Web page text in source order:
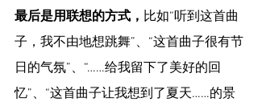
最后是用联想的方式， 比如“听到这首曲
子，我不由地想跳舞”、“这首曲子很有节
日的气氛”、“……给我留下了美好的回
忆”、“这首曲子让我想到了夏天……的景